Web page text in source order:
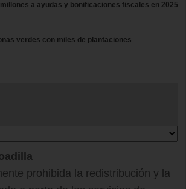
a ayudas y bonificaciones fiscales en 2025
verdes con miles de plantaciones
prohibida la redistribución y la